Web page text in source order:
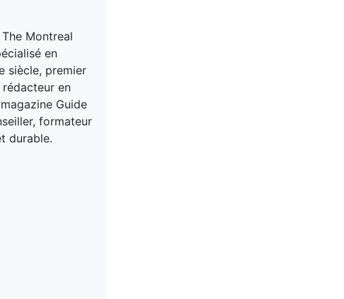
Montreal
en
siècle, premier
en
Guide
formateur
durable.